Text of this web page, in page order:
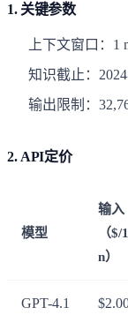
1. 关键参数
上下文窗口：1
知识截止：
输出限制：
2. API定价
模型
输入
（
n）
GPT-4.1